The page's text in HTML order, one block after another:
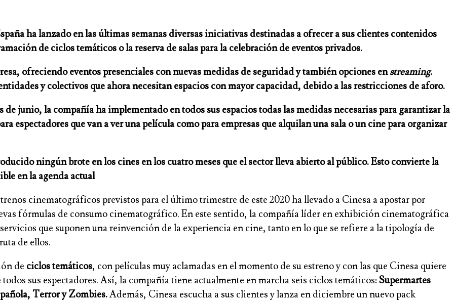
ha lanzado en las últimas semanas diversas iniciativas destinadas a ofrecer a sus clientes contenidos
de ciclos temáticos o la reserva de salas para la celebración de eventos privados.
ofreciendo eventos presenciales con nuevas medidas de seguridad y también opciones enstreaming.
y colectivos que ahora necesitan espacios con mayor capacidad, debido a las restricciones de aforo.
junio, la compañía ha implementado en todos sus espacios todas las medidas necesarias para garantizar la
espectadores que van a ver una película como para empresas que alquilan una sala o un cine para organizar
ningún brote en los cines en los cuatro meses que el sector lleva abierto al público. Esto convierte la
en la agenda actual
cinematográficos previstos para el último trimestre de este 2020 ha llevado a Cinesa a apostar por
fórmulas de consumo cinematográfico. En este sentido, la compañía líder en exhibición cinematográfica
que suponen una reinvención de la experiencia en cine, tanto en lo que se refiere a la tipología de
de ellos.
de ciclos temáticos, con películas muy aclamadas en el momento de su estreno y con las que Cinesa quiere
sus espectadores. Así, la compañía tiene actualmente en marcha seis ciclos temáticos:Supermartes
Terror y Zombies.Además, Cinesa escucha a sus clientes y lanza en diciembre un nuevo pack